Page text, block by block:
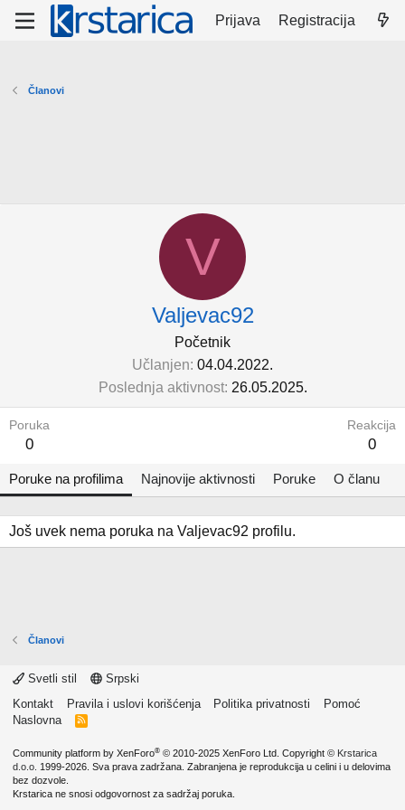
Prijava Registracija
Članovi
V
Valjevac92
Početnik
Učlanjen 04.04.2022.
Poslednja aktivnost 26.05.2025.
Poruka
0
Reakcija
0
Poruke na profilima Najnovije aktivnosti Poruke O članu
Još uvek nema poruka na Valjevac92 profilu.
Članovi
Svetli stil
Srpski
Kontakt
Pravila i uslovi korišćenja Politika privatnosti
Pomoć
Naslovna
R
Community platform by XenForo® © 2010-2025 XenForo Ltd. Copyright © Krstarica
d.o.o. 1999-2026. Sva prava zadržana. Zabranjena je reprodukcija u celini i u delovima
bez dozvole.
Krstarica ne snosi odgovornost za sadržaj poruka.